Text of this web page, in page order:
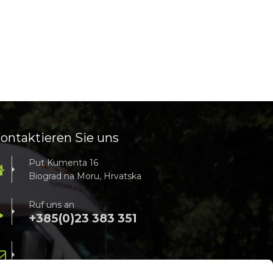
Sie uns
Put Kumenta 16
Biograd na Moru, Hrvatska
Ruf uns an
+385(0)23 383 351